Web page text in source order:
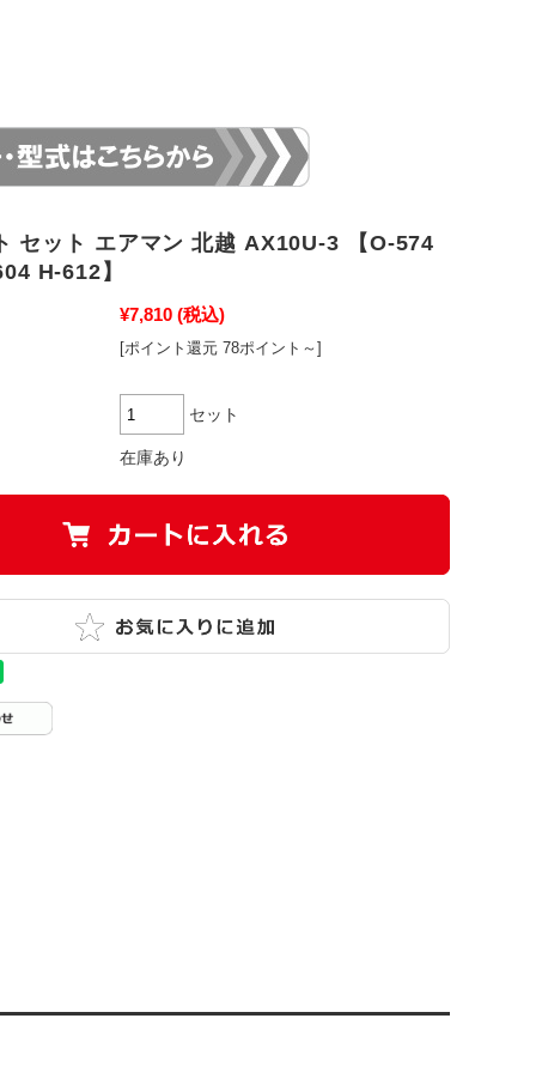
セット エアマン 北越 AX10U-3 【O-574
H-612】
¥7,810 (税込)
[ポイント還元 78ポイント～]
セット
在庫あり